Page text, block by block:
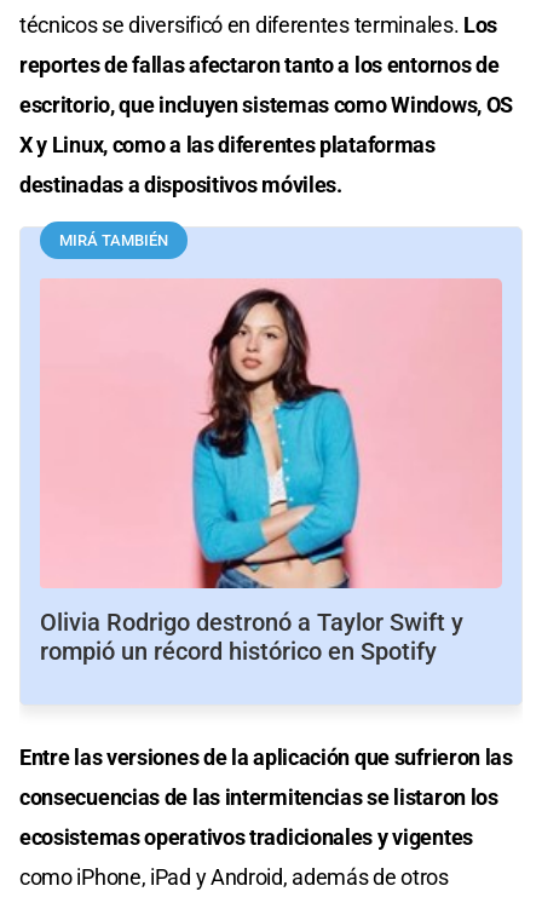
técnicos se diversificó en diferentes terminales. Los
reportes de fallas afectaron tanto a los entornos de
escritorio, que incluyen sistemas como Windows, OS
X y Linux, como a las diferentes plataformas
destinadas a dispositivos móviles.
MIRÁ TAMBIÉN
Olivia Rodrigo destronó a Taylor Swift y
rompió un récord histórico en Spotify
Entre las versiones de la aplicación que sufrieron las
consecuencias de las intermitencias se listaron los
ecosistemas operativos tradicionales y vigentes
como iPhone, iPad y Android, además de otros